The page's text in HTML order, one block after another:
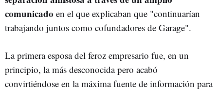
comunicado en el que explicaban que "continuarían
trabajando juntos como cofundadores de Garage".
La primera esposa del feroz empresario fue, en un
principio, la más desconocida pero acabó
convirtiéndose en la máxima fuente de información para